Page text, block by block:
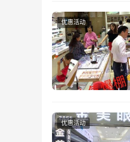
优惠活动
优惠活动